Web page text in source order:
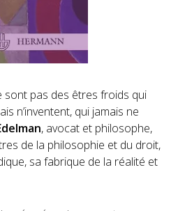
sont pas des êtres froids qui
n’inventent, qui jamais ne
, avocat et philosophe,
de la philosophie et du droit,
sa fabrique de la réalité et